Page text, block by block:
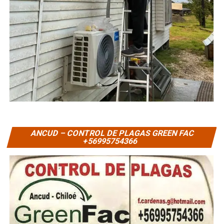
ANCUD – CONTROL DE PLAGAS GREEN FAC
+56995754366